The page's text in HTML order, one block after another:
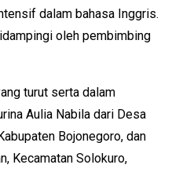
dalam bahasa Inggris.
oleh pembimbing
turut serta dalam
Aulia Nabila dari Desa
Bojonegoro, dan
Kecamatan Solokuro,